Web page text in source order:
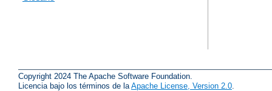
Copyright 2024 The Apache Software Foundation.
Licencia bajo los términos de la Apache License, Version 2.0